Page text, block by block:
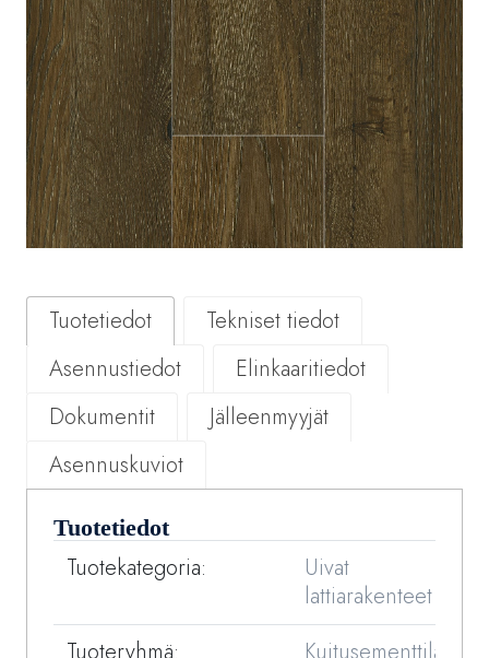
Tuotetiedot
Tekniset tiedot
Asennustiedot
Elinkaaritiedot
Dokumentit
Jälleenmyyjät
Asennuskuviot
Tuotetiedot
Tuotekategoria:
Uivat
lattiarakenteet
Tuoteryhmä:
Kuitusementtilattiat